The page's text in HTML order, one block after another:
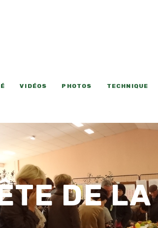
VIDÉOS PHOTOS TECHNIQUE
DE